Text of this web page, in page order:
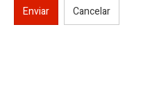
Enviar Cancelar